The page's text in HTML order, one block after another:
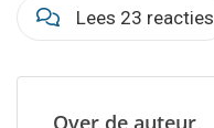
Lees 23 reacties
Over de auteur